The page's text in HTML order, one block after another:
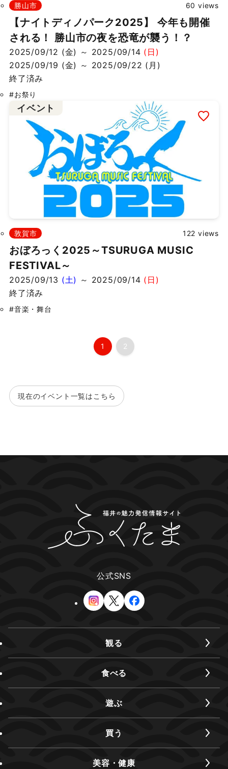
勝山市 60 views
【ナイトディノパーク2025】 今年も開催
される！ 勝山市の夜を恐竜が襲う！？
2025/09/12 (金) ～ 2025/09/14 (日)
2025/09/19 (金) ～ 2025/09/22 (月)
終了済み
#お祭り
敦賀市 122 views
おぼろっく2025～TSURUGA MUSIC
FESTIVAL～
2025/09/13 (土) ～ 2025/09/14 (日)
終了済み
#音楽・舞台
イベント
1 2
現在のイベント一覧はこちら
公式SNS
観る
食べる
遊ぶ
買う
美容・健康